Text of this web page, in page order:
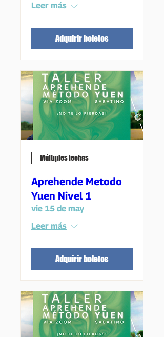
Leer más
Adquirir boletos
Múltiples fechas
Aprehende Metodo
Yuen Nivel 1
vie 15 de may
Leer más
Adquirir boletos